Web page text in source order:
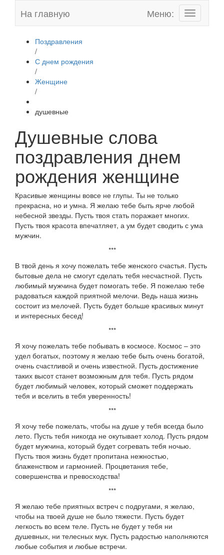
Toggle
navigation
На главную Меню:
Поздравления
/
С днем рождения
/
Женщине
/
душевные
Душевные слова
поздравления днем
рождения женщине
Красивые женщины вовсе не глупы. Ты не только
прекрасна, но и умна. Я желаю тебе быть ярче любой
небесной звезды. Пусть твоя стать поражает многих.
Пусть твоя красота впечатляет, а ум будет сводить с ума
мужчин.
***
В твой день я хочу пожелать тебе женского счастья. Пусть
бытовые дела не смогут сделать тебя несчастной. Пусть
любимый мужчина будет помогать тебе. Я пожелаю тебе
радоваться каждой приятной мелочи. Ведь наша жизнь
состоит из мелочей. Пусть будет больше красивых минут
и интересных бесед!
***
Я хочу пожелать тебе побывать в космосе. Космос – это
удел богатых, поэтому я желаю тебе быть очень богатой,
очень счастливой и очень известной. Пусть достижение
таких высот станет возможным для тебя. Пусть рядом
будет любимый человек, который сможет поддержать
тебя и вселить в тебя уверенность!
***
Я хочу тебе пожелать, чтобы на душе у тебя всегда было
лето. Пусть тебя никогда не окутывает холод. Пусть рядом
будет мужчина, который будет согревать тебя ночью.
Пусть твоя жизнь будет пропитана нежностью,
блаженством и гармонией. Процветания тебе,
совершенства и превосходства!
***
Я желаю тебе приятных встреч с подругами, я желаю,
чтобы на твоей душе не было тяжести. Пусть будет
легкость во всем теле. Пусть не будет у тебя ни
душевных, ни телесных мук. Пусть радостью наполняются
любые события и любые встречи.